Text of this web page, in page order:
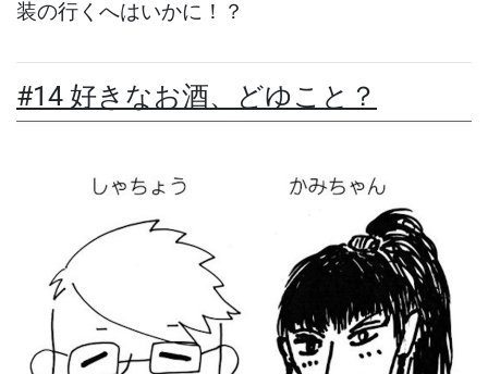
装の行くへはいかに！？
#14 好きなお酒、どゆこと？